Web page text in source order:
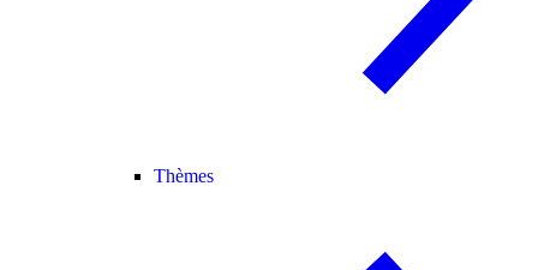
Thèmes